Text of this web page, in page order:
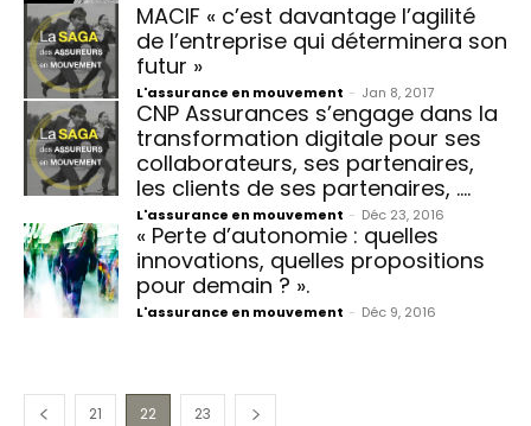
MACIF « c’est davantage l’agilité
de l’entreprise qui déterminera son
futur »
L'assurance en mouvement - Jan 8, 2017
CNP Assurances s’engage dans la
transformation digitale pour ses
collaborateurs, ses partenaires,
les clients de ses partenaires, ….
L'assurance en mouvement - Déc 23, 2016
« Perte d’autonomie : quelles
innovations, quelles propositions
pour demain ? ».
L'assurance en mouvement - Déc 9, 2016
21 22 23